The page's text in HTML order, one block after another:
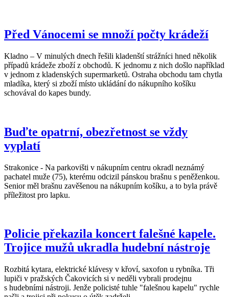
Před Vánocemi se množí počty krádeží
Kladno – V minulých dnech řešili kladenští strážníci hned několik
případů krádeže zboží z obchodů. K jednomu z nich došlo například
v jednom z kladenských supermarketů. Ostraha obchodu tam chytla
mladíka, který si zboží místo ukládání do nákupního košíku
schovával do kapes bundy.
Buďte opatrní, obezřetnost se vždy
vyplatí
Strakonice - Na parkovišti v nákupním centru okradl neznámý
pachatel muže (75), kterému odcizil pánskou brašnu s peněženkou.
Senior měl brašnu zavěšenou na nákupním košíku, a to byla právě
příležitost pro lapku.
Policie překazila koncert falešné kapele.
Trojice mužů ukradla hudební nástroje
Rozbitá kytara, elektrické klávesy v křoví, saxofon u rybníka. Tři
lupiči v pražských Čakovicích si v neděli vybrali prodejnu
s hudebními nástroji. Jenže policisté tuhle "falešnou kapelu" rychle